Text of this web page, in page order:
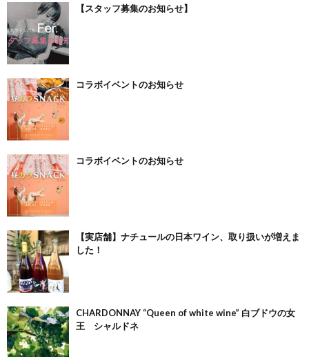
【スタッフ募集のお知らせ】
コラボイベントのお知らせ
コラボイベントのお知らせ
【実店舗】ナチュールの日本ワイン、取り扱いが増えま
した！
CHARDONNAY “Queen of white wine” 白ブドウの女
王 シャルドネ